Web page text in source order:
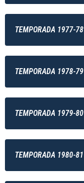
TEMPORADA 1977-78
TEMPORADA 1978-79
TEMPORADA 1979-80
TEMPORADA 1980-81